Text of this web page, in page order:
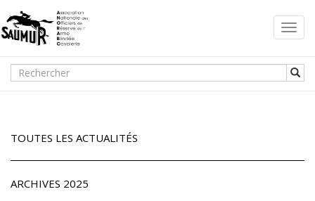
TOUTES LES ACTUALITÉS
ARCHIVES 2025